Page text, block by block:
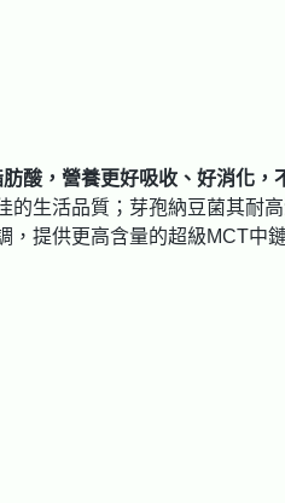
酸，營養更好吸收、好消化，
生活品質；芽孢納豆菌其耐
提供更高含量的超級MCT中